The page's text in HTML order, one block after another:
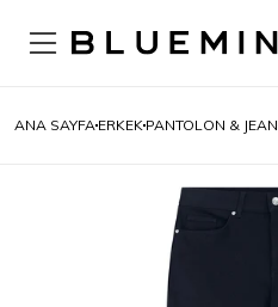
ANA SAYFA ERKEK PANTOLON & JEAN